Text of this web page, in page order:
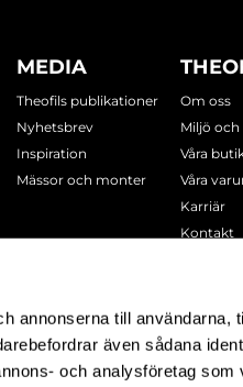
annonserna till användarna,
även sådana
och analysföretag som
MEDIA
Theofils publikationer
Nyhetsbrev
Inspiration
Mässor och monter
Om oss
Miljö
Våra
Våra
Karriär
Kontakt